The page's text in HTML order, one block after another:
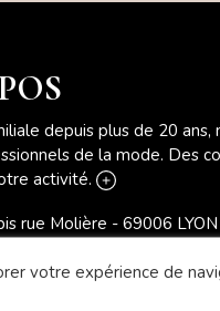
depuis plus de 20
de la mode. Des
activité.
rue Molière - 69006 LYON
46votre expérience de